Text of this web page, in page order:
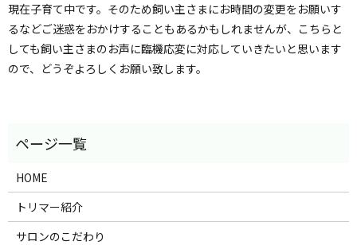
現在子育て中です。そのため飼い主さまにお時間の変更をお願いす
るなどご迷惑をおかけすることもあるかもしれませんが、こちらと
しても飼い主さまのお声に臨機応変に対応していきたいと思います
ので、どうぞよろしくお願い致します。
HOME
トリマー紹介
サロンのこだわり